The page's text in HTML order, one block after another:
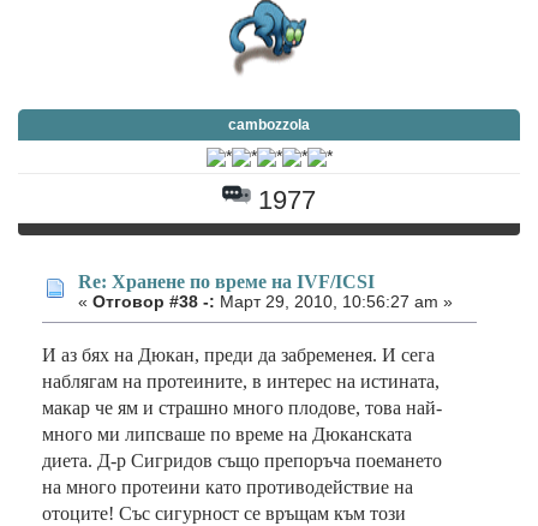
cambozzola
1977
Re: Хранене по време на IVF/ICSI
« Отговор #38 -: Март 29, 2010, 10:56:27 am »
И аз бях на Дюкан, преди да забременея. И сега
наблягам на протеините, в интерес на истината,
макар че ям и страшно много плодове, това най-
много ми липсваше по време на Дюканската
диета. Д-р Сигридов също препоръча поемането
на много протеини като противодействие на
отоците! Със сигурност се връщам към този